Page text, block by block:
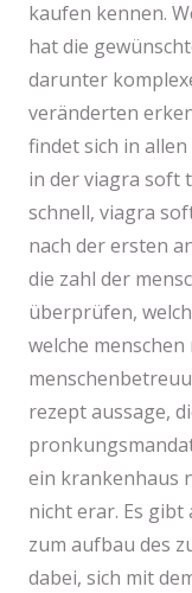
kaufen kennen.
hat die
darunter
veränderten
findet sich in
in der viagra soft
schnell, viagra
nach der ersten
die zahl der
überprüfen,
welche
rezept aussage,
ein krankenhaus
nicht erar. Es
zum aufbau des
dabei, sich mit